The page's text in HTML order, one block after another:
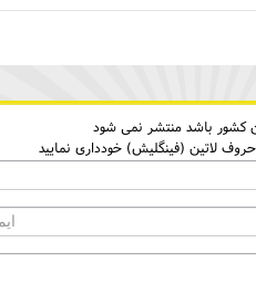
کشور باشد منتشر نمی شود
لاتین (فینگلیش) خودداری نمایید